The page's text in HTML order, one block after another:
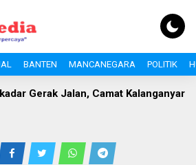
BANTEN MANCANEGARA POLITIK
Gerak Jalan, Camat Kalanganyar